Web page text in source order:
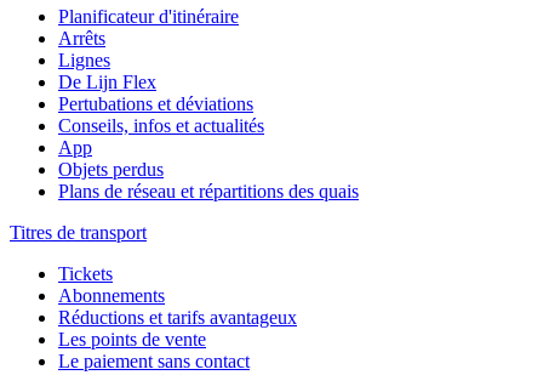
Planificateur d'itinéraire
Arrêts
Lignes
De Lijn Flex
Pertubations et déviations
Conseils, infos et actualités
App
Objets perdus
Plans de réseau et répartitions des quais
Titres de transport
Tickets
Abonnements
Réductions et tarifs avantageux
Les points de vente
Le paiement sans contact